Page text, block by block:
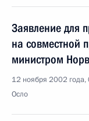
Заявление для
на совместной
министром
12 ноября 2002
Осло